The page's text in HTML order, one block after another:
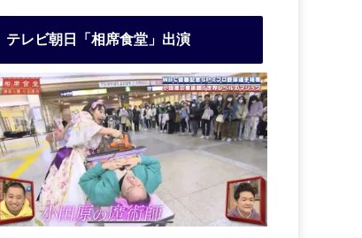
テレビ朝日「相席食堂」出演